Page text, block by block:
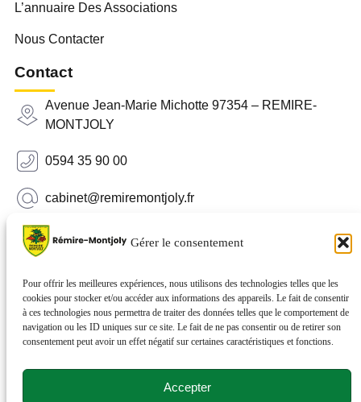
Gérer le consentement
Pour offrir les meilleures expériences, nous utilisons des technologies telles que les
cookies pour stocker et/ou accéder aux informations des appareils. Le fait de consentir
à ces technologies nous permettra de traiter des données telles que le comportement de
navigation ou les ID uniques sur ce site. Le fait de ne pas consentir ou de retirer son
consentement peut avoir un effet négatif sur certaines caractéristiques et fonctions.
Accepter
L’annuaire Des Associations
Nous Contacter
Contact
Avenue Jean-Marie Michotte 97354 – REMIRE-
MONTJOLY
0594 35 90 00
cabinet@remiremontjoly.fr
Newsletter
nouvelles de votre commune.